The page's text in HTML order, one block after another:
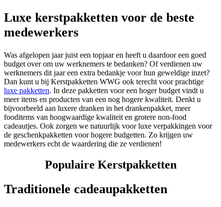
Luxe kerstpakketten voor de beste
medewerkers
Was afgelopen jaar juist een topjaar en heeft u daardoor een goed
budget over om uw werknemers te bedanken? Of verdienen uw
werknemers dit jaar een extra bedankje voor hun geweldige inzet?
Dan kunt u bij Kerstpakketten WWG ook terecht voor prachtige
luxe pakketten. In deze pakketten voor een hoger budget vindt u
meer items en producten van een nog hogere kwaliteit. Denkt u
bijvoorbeeld aan luxere dranken in het drankenpakket, meer
fooditems van hoogwaardige kwaliteit en grotere non-food
cadeautjes. Ook zorgen we natuurlijk voor luxe verpakkingen voor
de geschenkpakketten voor hogere budgetten. Zo krijgen uw
medewerkers echt de waardering die ze verdienen!
Populaire Kerstpakketten
Traditionele cadeaupakketten